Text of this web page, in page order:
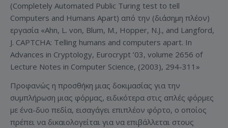
(Completely Automated Public Turing test to tell
Computers and Humans Apart) από την (διάσημη πλέον)
εργασία «Ahn, L. von, Blum, M., Hopper, N.J., and Langford,
J. CAPTCHA: Telling humans and computers apart. In
Advances in Cryptology, Eurocrypt ’03, volume 2656 of
Lecture Notes in Computer Science, (2003), 294-311»
Προφανώς η προσθήκη μιας δοκιμασίας για την
συμπλήρωση μιας φόρμας, ειδικότερα στις απλές φόρμες
με ένα-δυο πεδία, εισαγάγει επιπλέον φόρτο, ο οποίος
πρέπει να δικαιολογείται για να επιβάλλεται στους